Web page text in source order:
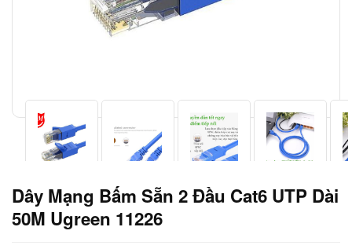
Dây Mạng Bấm Sẵn 2 Đầu Cat6 UTP Dài
50M Ugreen 11226